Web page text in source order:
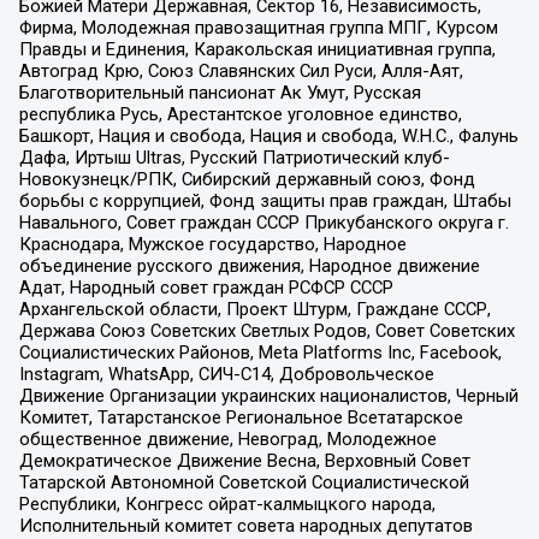
Божией Матери Державная, Сектор 16, Независимость,
Фирма, Молодежная правозащитная группа МПГ, Курсом
Правды и Единения, Каракольская инициативная группа,
Автоград Крю, Союз Славянских Сил Руси, Алля-Аят,
Благотворительный пансионат Ак Умут, Русская
республика Русь, Арестантское уголовное единство,
Башкорт, Нация и свобода, Нация и свобода, W.H.С., Фалунь
Дафа, Иртыш Ultras, Русский Патриотический клуб-
Новокузнецк/РПК, Сибирский державный союз, Фонд
борьбы с коррупцией, Фонд защиты прав граждан, Штабы
Навального, Совет граждан СССР Прикубанского округа г.
Краснодара, Мужское государство, Народное
объединение русского движения, Народное движение
Адат, Народный совет граждан РСФСР СССР
Архангельской области, Проект Штурм, Граждане СССР,
Держава Союз Советских Светлых Родов, Совет Советских
Социалистических Районов, Meta Platforms Inc, Facebook,
Instagram, WhatsApp, СИЧ-С14, Добровольческое
Движение Организации украинских националистов, Черный
Комитет, Татарстанское Региональное Всетатарское
общественное движение, Невоград, Молодежное
Демократическое Движение Весна, Верховный Совет
Татарской Автономной Советской Социалистической
Республики, Конгресс ойрат-калмыцкого народа,
Исполнительный комитет совета народных депутатов